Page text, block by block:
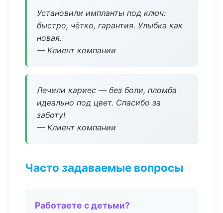
Установили импланты под ключ:
быстро, чётко, гарантия. Улыбка как
новая.
— Клиент компании
Лечили кариес — без боли, пломба
идеально под цвет. Спасибо за
заботу!
— Клиент компании
Часто задаваемые вопросы
Работаете с детьми?